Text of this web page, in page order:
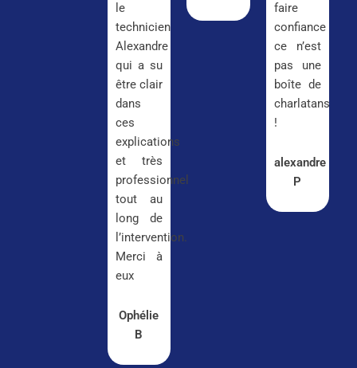
le
technicien
Alexandre
qui a su
être clair
dans
ces
explications
et très
professionnel
tout au
long de
l’intervention.
Merci à
eux
Ophélie
B
faire
confiance
ce n’est
pas une
boîte de
charlatans
!
alexandre
P